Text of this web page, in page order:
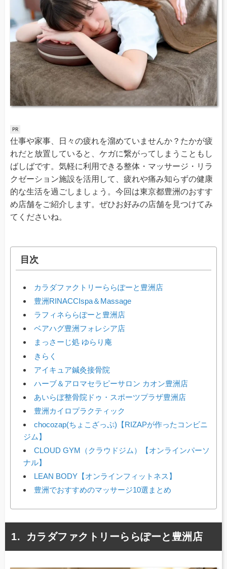
仕事や家事、日々の疲れを溜めていませんか？たかが疲
れだと放置していると、ケガに繋がってしまうこともし
ばしばです。気軽に利用できる整体・マッサージ・リラ
クゼーション施設を活用して、疲れや痛み知らずの健康
的な生活を過ごしましょう。今回は東京都豊洲のおすす
め店舗をご紹介します。ぜひお好みの店舗を見つけてみ
てくださいね。
目次
カラダファクトリーららぽーと豊洲店
豊洲RINACCIspa＆Massage
ラフィネららぽーと豊洲店
ベアハグ豊洲フォレシア店
まっさーじ処 ゆらり庵
きらく
アイキュア鍼灸接骨院
ハーブ＆アロマセラピーサロン カオン豊洲店
あいらぼ整骨院ドゥ・スポーツプラザ豊洲店
豊洲カイロプラクティック
chocozap(ちょこざっぷ)【RIZAPが作ったコンビニ
ジム】
CLOUD GYM（クラウドジム）【オンラインパーソ
ナル】
LEAN BODY【オンラインフィットネス】
豊洲でおすすめのマッサージ10選まとめ
カラダファクトリーららぽーと豊洲店